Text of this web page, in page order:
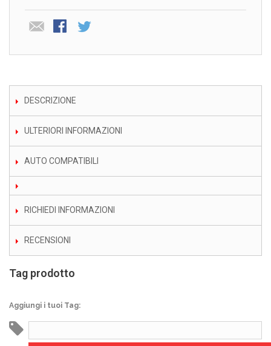
DESCRIZIONE
ULTERIORI INFORMAZIONI
AUTO COMPATIBILI
RICHIEDI INFORMAZIONI
RECENSIONI
Tag prodotto
Aggiungi i tuoi Tag: